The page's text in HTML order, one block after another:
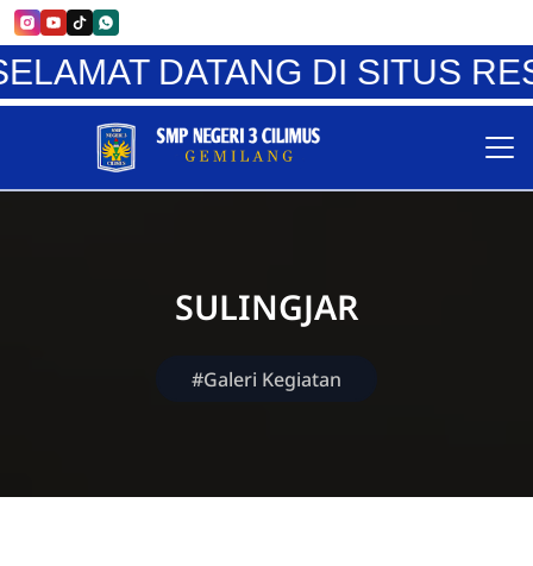
DATANG DI SITUS
SULINGJAR
#Galeri Kegiatan